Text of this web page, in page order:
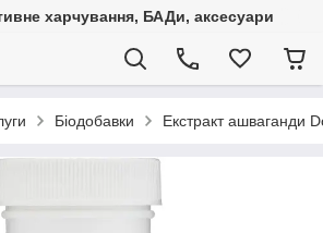
харчування, БАДи, аксесуари
Біодобавки Екстракт ашваганди